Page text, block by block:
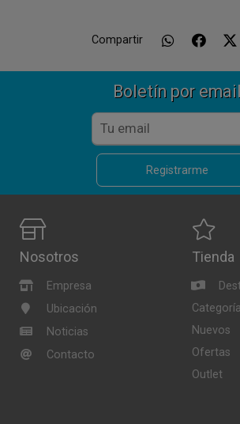
Compartir
Boletín por email
Registrarme
Nosotros
Empresa
Ubicación
Noticias
Contacto
Tienda
Nuevos
Ofertas
Outlet